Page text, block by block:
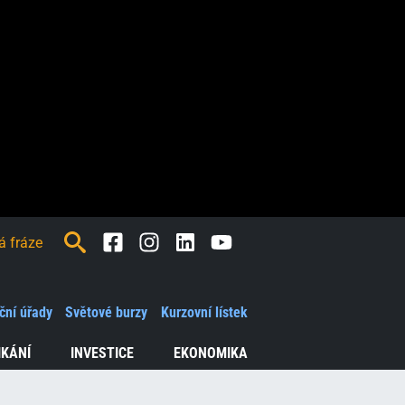
INVESTICE EKONOMIKA
úřady Světové burzy Kurzovní lístek
FacebookInstagramLinkedInYoutube